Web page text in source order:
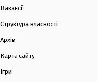
Вакансії
Структура власності
Архів
Карта сайту
Ігри